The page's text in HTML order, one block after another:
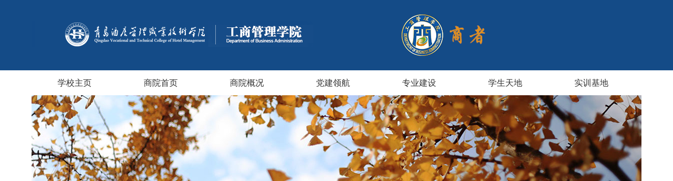
学校主页 商院首页 商院概况 党建领航 专业建设 学生天地 实训基地